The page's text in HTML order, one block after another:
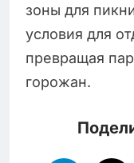
зоны для
условия для
превращая
горожан.